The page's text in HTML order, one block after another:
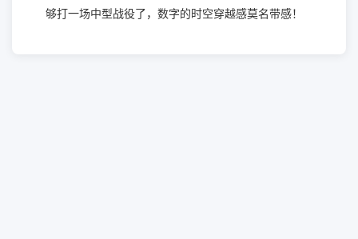
够打一场中型战役了，数字的时空穿越感莫名带感！